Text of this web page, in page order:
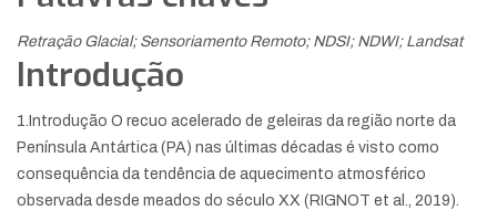
Retração Glacial; Sensoriamento Remoto; NDSI; NDWI; Landsat
Introdução
1.Introdução O recuo acelerado de geleiras da região norte da
Península Antártica (PA) nas últimas décadas é visto como
consequência da tendência de aquecimento atmosférico
observada desde meados do século XX (RIGNOT et al., 2019).